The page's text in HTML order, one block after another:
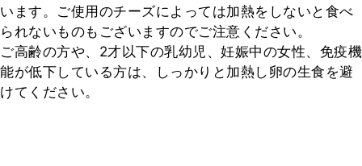
います。ご使用のチーズによっては加熱をしないと食べ
られないものもございますのでご注意ください。
ご高齢の方や、2才以下の乳幼児、妊娠中の女性、免疫機
能が低下している方は、しっかりと加熱し卵の生食を避
けてください。